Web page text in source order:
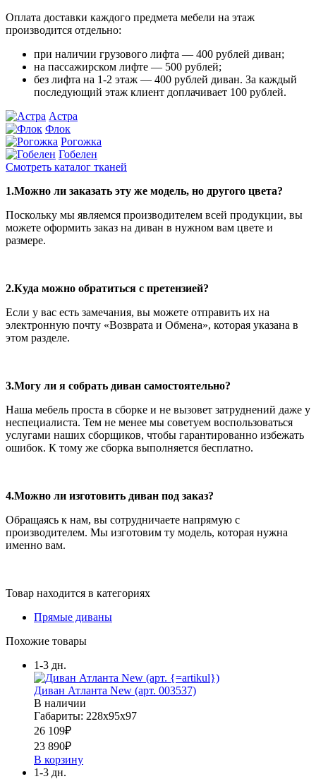
Оплата доставки каждого предмета мебели на этаж
производится отдельно:
при наличии грузового лифта — 400 рублей диван;
на пассажирском лифте — 500 рублей;
без лифта на 1-2 этаж — 400 рублей диван. За каждый
последующий этаж клиент доплачивает 100 рублей.
Астра
Флок
Рогожка
Гобелен
Смотреть каталог тканей
1.Можно ли заказать эту же модель, но другого цвета?
Поскольку мы являемся производителем всей продукции, вы
можете оформить заказ на диван в нужном вам цвете и
размере.
2.Куда можно обратиться с претензией?
Если у вас есть замечания, вы можете отправить их на
электронную почту «Возврата и Обмена», которая указана в
этом разделе.
3.Могу ли я собрать диван самостоятельно?
Наша мебель проста в сборке и не вызовет затруднений даже у
неспециалиста. Тем не менее мы советуем воспользоваться
услугами наших сборщиков, чтобы гарантированно избежать
ошибок. К тому же сборка выполняется бесплатно.
4.Можно ли изготовить диван под заказ?
Обращаясь к нам, вы сотрудничаете напрямую с
производителем. Мы изготовим ту модель, которая нужна
именно вам.
Товар находится в категориях
Прямые диваны
Похожие товары
1-3 дн.
Диван Атланта New (арт. 003537)
В наличии
Габариты: 228х95х97
26 109₽
23 890₽
В корзину
1-3 дн.